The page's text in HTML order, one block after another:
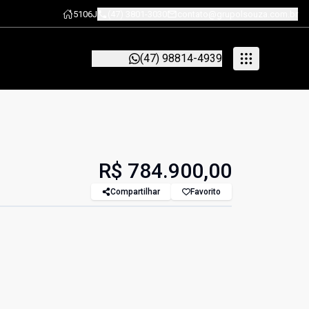
5106J
(47) 98814-4939
R$ 784.900,00
Compartilhar Favorito